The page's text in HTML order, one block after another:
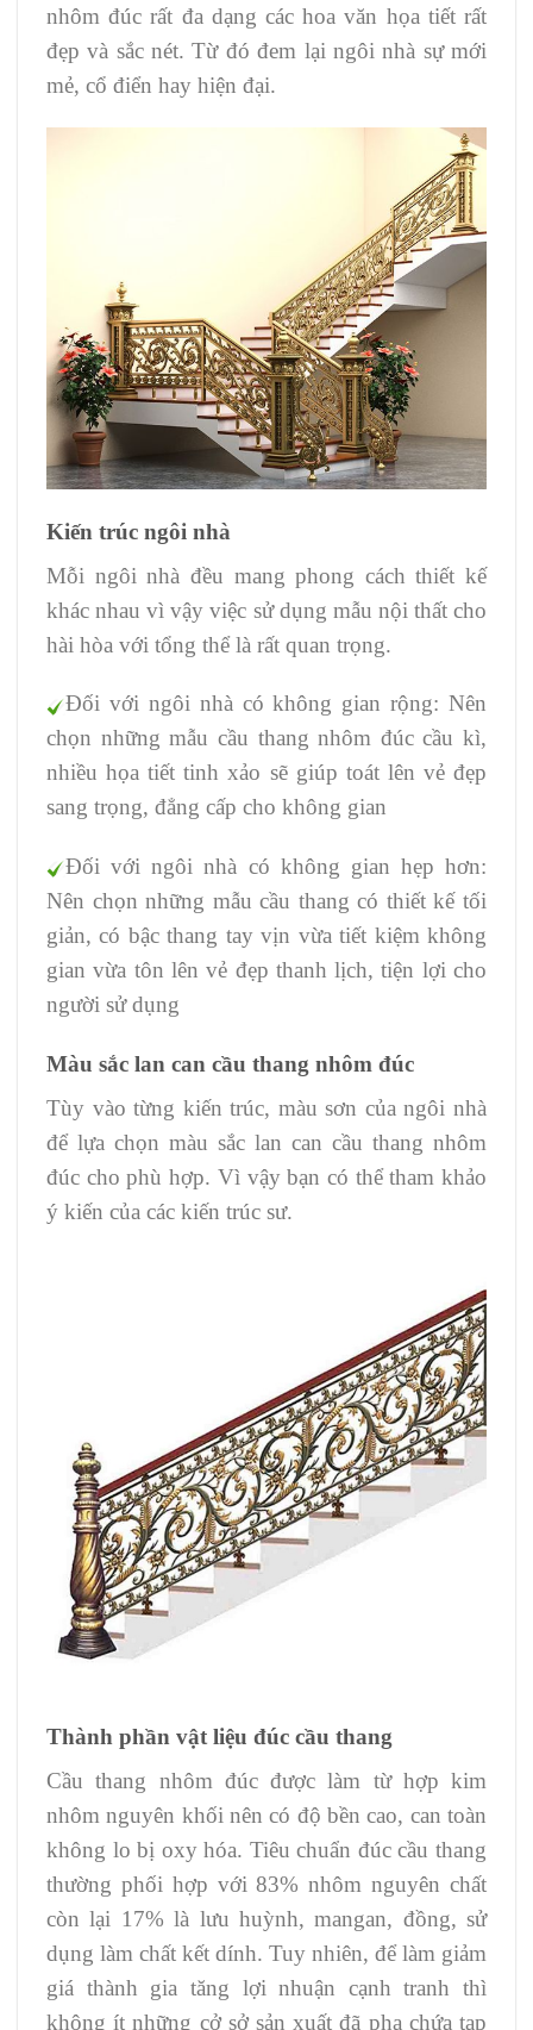
nhôm đúc rất đa dạng các hoa văn họa tiết rất
đẹp và sắc nét. Từ đó đem lại ngôi nhà sự mới
mẻ, cổ điển hay hiện đại.
Kiến trúc ngôi nhà
Mỗi ngôi nhà đều mang phong cách thiết kế
khác nhau vì vậy việc sử dụng mẫu nội thất cho
hài hòa với tổng thể là rất quan trọng.
Đối với ngôi nhà có không gian rộng: Nên
chọn những mẫu cầu thang nhôm đúc cầu kì,
nhiều họa tiết tinh xảo sẽ giúp toát lên vẻ đẹp
sang trọng, đẳng cấp cho không gian
Đối với ngôi nhà có không gian hẹp hơn:
Nên chọn những mẫu cầu thang có thiết kế tối
giản, có bậc thang tay vịn vừa tiết kiệm không
gian vừa tôn lên vẻ đẹp thanh lịch, tiện lợi cho
người sử dụng
Màu sắc lan can cầu thang nhôm đúc
Tùy vào từng kiến trúc, màu sơn của ngôi nhà
để lựa chọn màu sắc lan can cầu thang nhôm
đúc cho phù hợp. Vì vậy bạn có thể tham khảo
ý kiến của các kiến trúc sư.
Thành phần vật liệu đúc cầu thang
Cầu thang nhôm đúc được làm từ hợp kim
nhôm nguyên khối nên có độ bền cao, can toàn
không lo bị oxy hóa. Tiêu chuẩn đúc cầu thang
thường phối hợp với 83% nhôm nguyên chất
còn lại 17% là lưu huỳnh, mangan, đồng, sử
dụng làm chất kết dính. Tuy nhiên, để làm giảm
giá thành gia tăng lợi nhuận cạnh tranh thì
không ít những cở sở sản xuất đã pha chứa tạp